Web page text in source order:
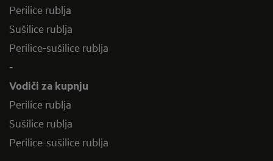
Perilice rublja
Sušilice rublja
Perilice-sušilice rublja
-
Vodiči za kupnju
Perilice rublja
Sušilice rublja
Perilice-sušilice rublja